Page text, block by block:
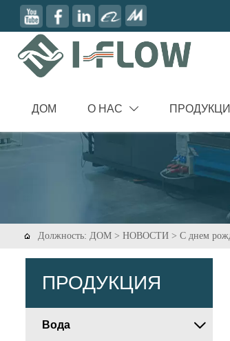
ДОМ О НАС 
 Должность:ДОМ >НОВОСТИ >С днем
ПРОДУКЦИЯ
Вода 